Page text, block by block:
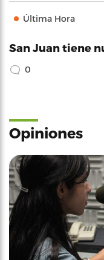
Última Hora
San Juan tiene
0
Opiniones